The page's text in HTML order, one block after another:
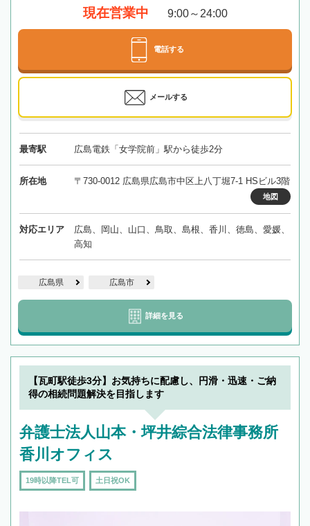
現在営業中 9:00～24:00
電話する
メールする
最寄駅 広島電鉄「女学院前」駅から徒歩2分
所在地 〒730-0012 広島県広島市中区上八丁堀7-1 HSビル3階
地図
対応エリア
広島、岡山、山口、鳥取、島根、香川、徳島、愛媛、
高知
広島県 広島市
詳細を見る
【瓦町駅徒歩3分】お気持ちに配慮し、円滑・迅速・ご納
得の相続問題解決を目指します
弁護士法人山本・坪井綜合法律事務所
香川オフィス
19時以降TEL可 土日祝OK